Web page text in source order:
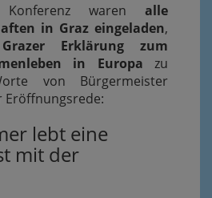
Konferenz waren alle
in Graz eingeladen,
Grazer Erklärung zum
in Europa zu
von Bürgermeister
Eröffnungsrede:
lebt eine
mit der